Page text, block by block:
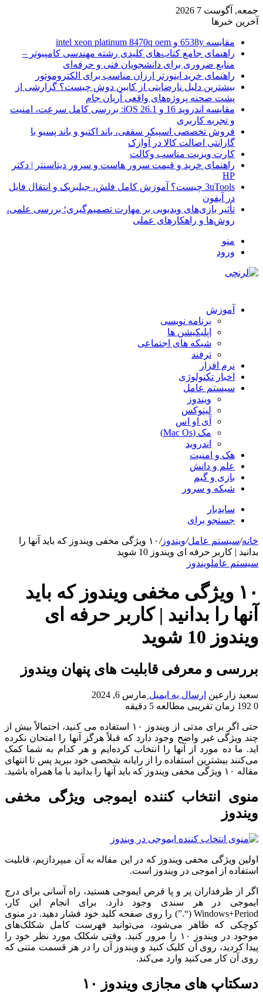
جمعه, آگوست 7 2026
آخرین خبرها
مقایسه 6538y و intel xeon platinum 8470q oem
راهنمای جامع کتاب‌های کلیدی رشته مهندسی کامپیوتر –
منابع ضروری برای دانشجویان فنی و حرفه‌ای
راهنمای خرید اینورتر ارزان مناسب برای الکتروموتور
بیشترین دلیل نارضایتی از کابین دوش چیست؟ گزارشی از
پشت صحنه پروژه‌های واقعی آریان جام
مقایسه اندروید 16 و iOS 26.1: بررسی کامل سرعت، امنیت
و تجربه کاربری
فروش تخصصی اسپیکر سقفی، باند اکتیو و باند پسیو با
گارانتی اصالت کالا در آوازک
کارت ویزیت مناسب وکالت
راهنمای خرید و قیمت سرور هاست و سرور دیتاسنتر | دکتر
HP
3uTools چیست؟ آموزش کامل فلش، جیلبریک و انتقال فایل
در آیفون
تأثیر بازی‌های ویدیویی بر مهارت تصمیم‌گیری؛ بررسی علمی،
روش‌ها و راهکارهای عملی
منو
ورود
آموزش
برنامه نویسی
اپلیکیشن ها
شبکه های اجتماعی
ترفند
نرم افزار
اخبار تکنولوژی
سیستم عامل
ویندوز
لینوکس
آی او اس
مک (Mac Os)
اندروید
هک و امنیت
علم و دانش
بازی و گیم
شبکه و سرور
سایدبار
جستجو برای
خانه/سیستم عامل/ویندوز/
۱۰ ویژگی مخفی ویندوز که باید آنها را
بدانید | کاربر حرفه ای ویندوز 10 شوید
سیستم عاملویندوز
۱۰ ویژگی مخفی ویندوز که باید
آنها را بدانید | کاربر حرفه ای
ویندوز 10 شوید
بررسی و معرفی قابلیت های پنهان ویندوز
سعید زارعین ارسال به ایمیل مارس 6, 2024
0
زمان تقریبی مطالعه 5 دقیقه
حتی اگر برای مدتی از ویندوز ۱۰ استفاده می کنید، احتمالاً بیش از
چند ویژگی غیر واضح وجود دارد که قبلاً هرگز آنها را امتحان نکرده
اید. ما ده مورد از آنها را انتخاب کرده‌ایم و هر کدام به شما کمک
می‌کنند بیشترین استفاده را از رایانه شخصی خود ببرید پس تا انتهای
مقاله ۱۰ ویژگی مخفی ویندوز که باید آنها را بدانید با ما همراه باشید.
منوی انتخاب کننده ایموجی ویژگی مخفی
ویندوز
اولین ویژگی مخفی ویندوز که در این مقاله به آن میپردازیم، قابلیت
استفاده از اموجی در ویندوز است.
اگر از طرفداران پر و پا قرص ایموجی هستید، راه آسانی برای درج
ایموجی در هر سندی وجود دارد. برای انجام این کار،
Windows+Period (“.”) را روی صفحه کلید خود فشار دهید. در منوی
کوچکی که ظاهر می‌شود، می‌توانید فهرست کامل شکلک‌های
موجود در ویندوز ۱۰ را مرور کنید. وقتی شکلک مورد نظر خود را
پیدا کردید، روی آن کلیک کنید و ویندوز آن را در هر قسمت متنی که
روی آن کار می‌کنید وارد می‌کند.
دسکتاپ های مجازی ویندوز ۱۰